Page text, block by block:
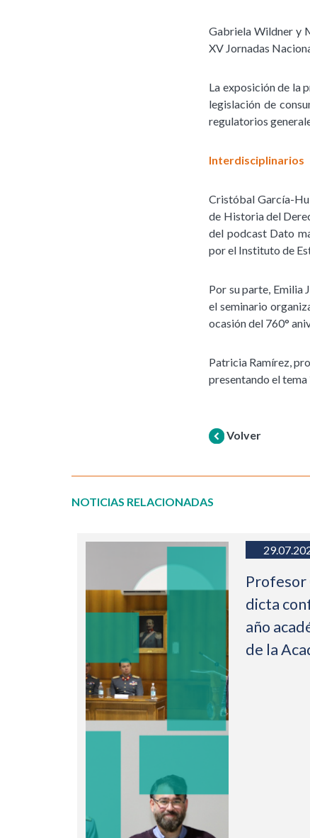
Gabriela Wildner y
XV Jornadas
La exposición de la
legislación de
regulatorios
Interdisciplinarios
Cristóbal García-
de Historia del
del podcast Dato
por el Instituto de
Por su parte, Emilia
el seminario
ocasión del 760°
Patricia Ramírez,
presentando el tema
Volver
NOTICIAS RELACIONADAS
Profesor
dicta
año
de la